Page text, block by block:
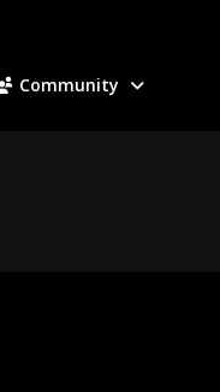
Community